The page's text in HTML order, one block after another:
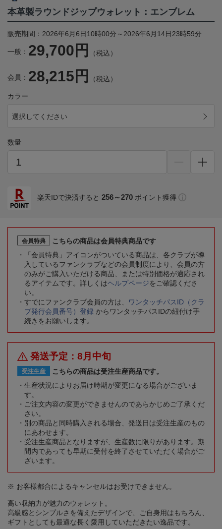
本革製ラウンドジップウォレット：エンブレム
販売期間：2026年6月6日10時00分～2026年6月14日23時59分
一般： 29,700円 （税込）
会員： 28,215円 （税込）
カラー
選択してください
数量
楽天IDで決済すると 256～270 ポイント獲得
会員特典
こちらの商品は会員特典商品です
「会員特典」アイコンがついている商品は、各クラブが導
入しているファンクラブなどの会員制度により、会員の方
のみがご購入いただける商品、または特別価格が適応され
るアイテムです。詳しくはヘルプページをご確認くださ
い。
すでにファンクラブ会員の方は、
ワンタッチパスID（クラ
ブ発行会員番号）登録 からワンタッチパスIDの紐付け手
続きをお願いします。
発送予定：8月中旬
受注生産
こちらの商品は受注生産商品です。
生産状況によりお届け時期が変更になる場合がございま
す。
ご注文内容の変更ができませんのであらかじめご了承くだ
さい。
別の商品と同時購入される場合、発送日は受注生産のもの
にあわせます。
受注生産商品となりますが、生産数に限りがあります。期
間内であっても早期に受付を終了させていただく場合がご
ざいます。
※ お客様都合によるキャンセルはお受けできません。
高い収納力が魅力のウォレット。
高級感とシンプルさを備えたデザインで、ご自身用はもちろん、
ギフトとしても最適な長く愛用していただきたい逸品です。